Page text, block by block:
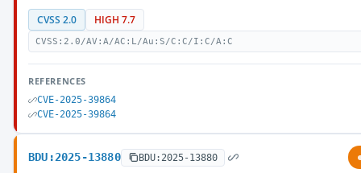
CVSS 2.0 HIGH 7.7
CVSS:2.0/AV:A/AC:L/Au:S/C:C/I:C/A:C
REFERENCES
CVE-2025-39864
CVE-2025-39864
BDU:2025-13880 BDU:2025-13880